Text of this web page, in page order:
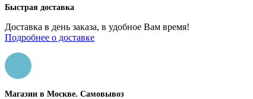
Быстрая доставка
Доставка в день заказа, в удобное Вам время!
Подробнее о доставке
Магазин в Москве. Самовывоз